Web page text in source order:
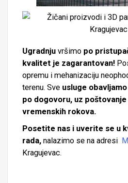
Ugradnju vršimo po
kvalitet je zagarantovan!
opremu i mehanizaciju
terenu. Sve usluge
po dogovoru, uz
vremenskih rokova.
Posetite nas i uverite se u
rada, nalazimo se na adresi
Kragujevac.